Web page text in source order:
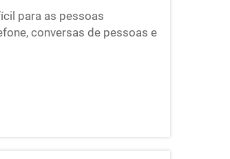
para as pessoas
conversas de pessoas e
e concluir bem as tarefas.